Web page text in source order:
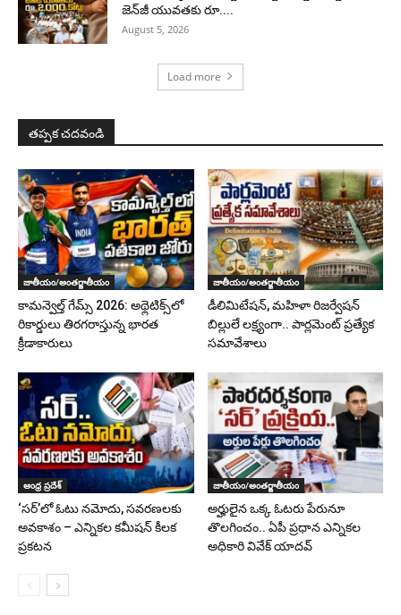
జెన్‌జీ యువతకు రూ....
August 5, 2026
Load more
తప్పక చదవండి
జాతీయం/అంతర్జాతీయం
కామన్వెల్త్ గేమ్స్ 2026: అథ్లెటిక్స్‌లో
రికార్డులు తిరగరాస్తున్న భారత
క్రీడాకారులు
జాతీయం/అంతర్జాతీయం
డీలిమిటేషన్, మహిళా రిజర్వేషన్
బిల్లులే లక్ష్యంగా.. పార్లమెంట్ ప్రత్యేక
సమావేశాలు
ఆంధ్ర ప్రదేశ్
‘సర్‌’లో ఓటు నమోదు, సవరణలకు
అవకాశం – ఎన్నికల కమీషన్ కీలక
ప్రకటన
జాతీయం/అంతర్జాతీయం
అర్హులైన ఒక్క ఓటరు పేరునూ
తొలగించం.. ఏపీ ప్రధాన ఎన్నికల
అధికారి వివేక్ యాదవ్